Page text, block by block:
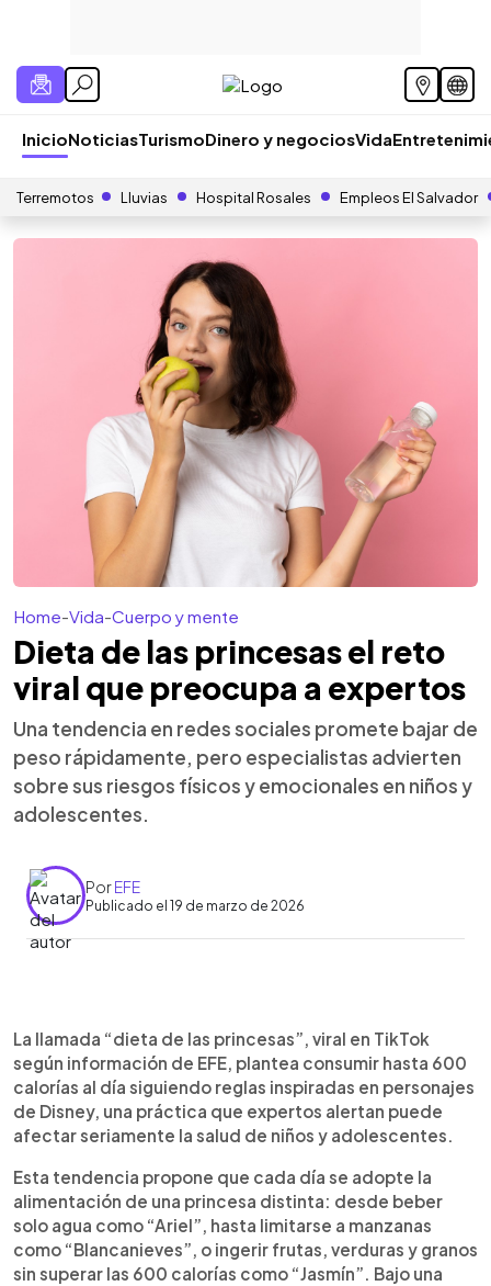
InicioNoticiasTurismoDinero y negociosVida
Terremotos Lluvias Hospital Rosales Empleos El Salvador
Home-Vida-Cuerpo y mente
Dieta de las princesas el reto
viral que preocupa a expertos
Una tendencia en redes sociales promete bajar de
peso rápidamente, pero especialistas advierten
sobre sus riesgos físicos y emocionales en niños y
adolescentes.
PorEFE
Publicado el 19 de marzo de 2026
Escuchar artículo
La llamada “dieta de las princesas”, viral en TikTok
según información de EFE, plantea consumir hasta 600
calorías al día siguiendo reglas inspiradas en personajes
de Disney, una práctica que expertos alertan puede
afectar seriamente la salud de niños y adolescentes.
Esta tendencia propone que cada día se adopte la
alimentación de una princesa distinta: desde beber
solo agua como “Ariel”, hasta limitarse a manzanas
como “Blancanieves”, o ingerir frutas, verduras y granos
sin superar las 600 calorías como “Jasmín”. Bajo una